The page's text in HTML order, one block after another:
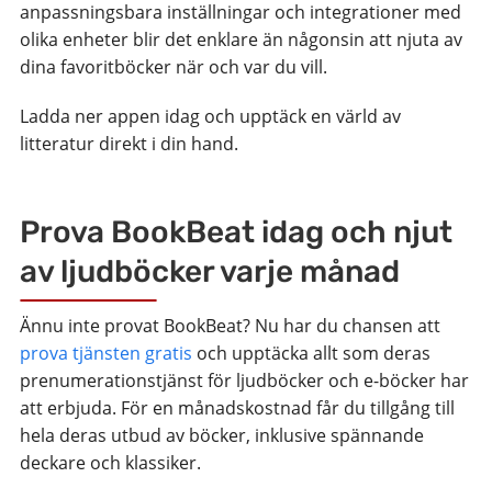
anpassningsbara inställningar och integrationer med
olika enheter blir det enklare än någonsin att njuta av
dina favoritböcker när och var du vill.
Ladda ner appen idag och upptäck en värld av
litteratur direkt i din hand.
Prova BookBeat idag och njut
av ljudböcker varje månad
Ännu inte provat BookBeat? Nu har du chansen att
prova tjänsten gratis och upptäcka allt som deras
prenumerationstjänst för ljudböcker och e-böcker har
att erbjuda. För en månadskostnad får du tillgång till
hela deras utbud av böcker, inklusive spännande
deckare och klassiker.